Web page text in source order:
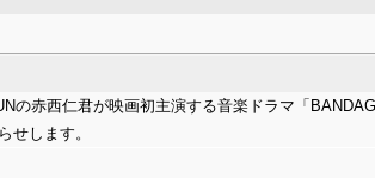
の赤西仁君が映画初主演する音楽ドラマ「
せします。